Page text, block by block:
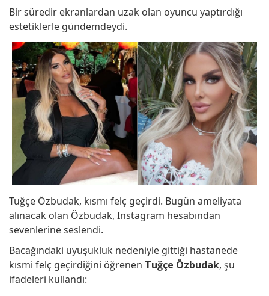
Bir süredir ekranlardan uzak olan oyuncu yaptırdığı
estetiklerle gündemdeydi.
Tuğçe Özbudak, kısmı felç geçirdi. Bugün ameliyata
alınacak olan Özbudak, Instagram hesabından
sevenlerine seslendi.
Bacağındaki uyuşukluk nedeniyle gittiği hastanede
kısmi felç geçirdiğini öğrenen Tuğçe Özbudak, şu
ifadeleri kullandı: